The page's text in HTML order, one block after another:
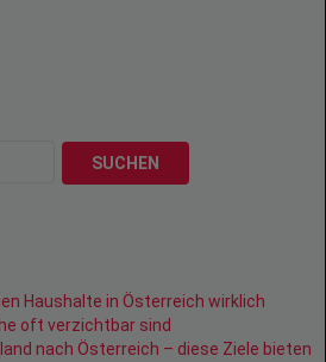
SUCHEN
Haushalte in Österreich wirklich
oft verzichtbar sind
nach Österreich – diese Ziele bieten